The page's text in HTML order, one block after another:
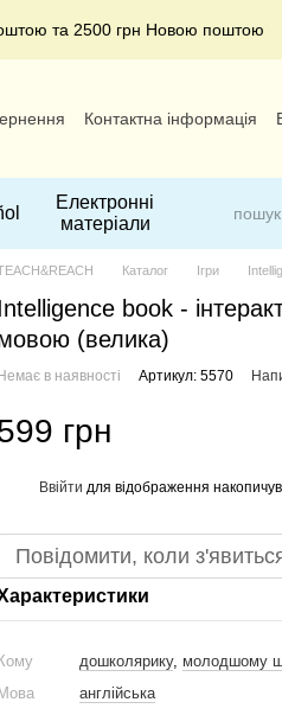
та 2500 грн Новою поштою
Контактна інформація
Електронні
матеріали
Каталог Ігри
book -
(велика)
Немає в наявності Артикул: 5570
грн
Ввійти для відображення
Повідомити, коли
Кому дошколярику, молодшому
Мова
англійська